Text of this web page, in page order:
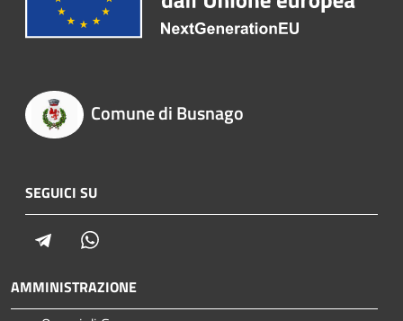
Comune di Busnago
SEGUICI SU
Telegram
AMMINISTRAZIONE